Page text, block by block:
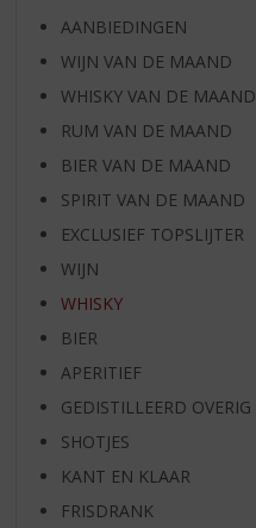
AANBIEDINGEN
WIJN VAN DE MAAND
WHISKY VAN DE MAAND
RUM VAN DE MAAND
BIER VAN DE MAAND
SPIRIT VAN DE MAAND
EXCLUSIEF TOPSLIJTER
WIJN
WHISKY
BIER
APERITIEF
GEDISTILLEERD OVERIG
SHOTJES
KANT EN KLAAR
FRISDRANK